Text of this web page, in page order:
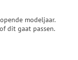
modeljaar.
dit gaat passen.